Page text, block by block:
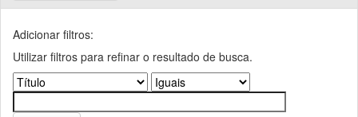
Adicionar filtros:
Utilizar filtros para refinar o resultado de busca.